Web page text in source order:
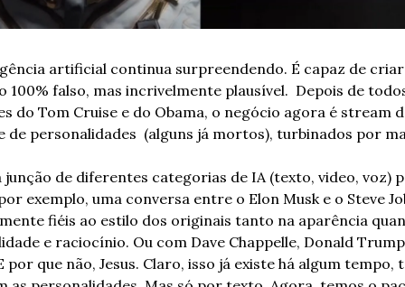
artificial continua surpreendendo. É capaz de criar
100% falso, mas incrivelmente plausível.  Depois de
do Tom Cruise e do Obama, o negócio agora é stream
de personalidades  (alguns já mortos), turbinados por
junção de diferentes categorias de IA (texto, video, voz)
exemplo, uma conversa entre o Elon Musk e o Steve
fiéis ao estilo dos originais tanto na aparência
e raciocínio. Ou com Dave Chappelle, Donald
por que não, Jesus. Claro, isso já existe há algum tempo,